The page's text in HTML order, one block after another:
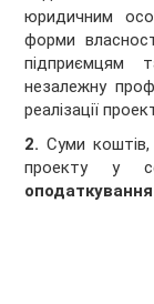
юридичним
форми
підприємцям
незалежну
реалізації
2. Суми коштів,
проекту у
оподаткування